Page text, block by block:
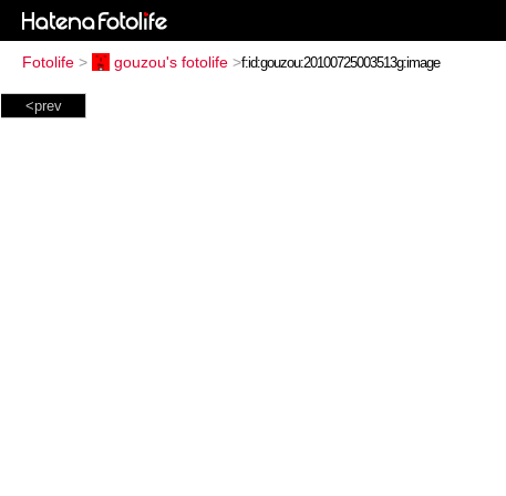
Fotolife > gouzou's fotolife >
<prev